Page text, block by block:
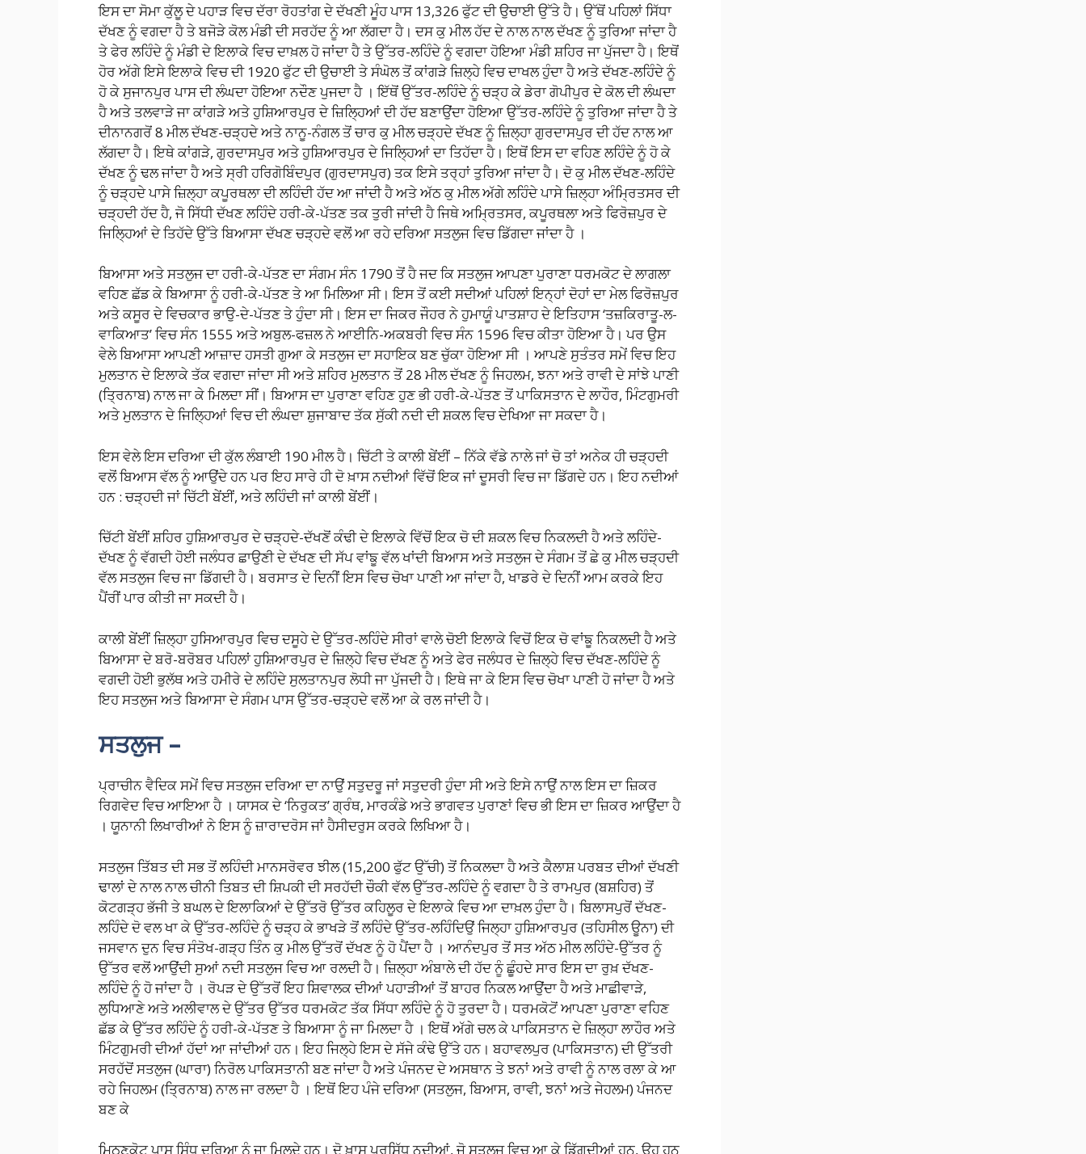
ਇਸ ਦਾ ਸੋਮਾ ਕੁੱਲੂ ਦੇ ਪਹਾੜ ਵਿਚ ਦੱਰਾ ਰੋਹਤਾਂਗ ਦੇ ਦੱਖਣੀ ਮੂੰਹ ਪਾਸ 13,326 ਫੁੱਟ ਦੀ ਉਚਾਈ ਉੱਤੇ ਹੈ। ਉੱਥੋਂ ਪਹਿਲਾਂ ਸਿੱਧਾ
ਦੱਖਣ ਨੂੰ ਵਗਦਾ ਹੈ ਤੇ ਬਜੋੜੇ ਕੋਲ ਮੰਡੀ ਦੀ ਸਰਹੱਦ ਨੂੰ ਆ ਲੱਗਦਾ ਹੈ। ਦਸ ਕੁ ਮੀਲ ਹੱਦ ਦੇ ਨਾਲ ਨਾਲ ਦੱਖਣ ਨੂੰ ਤੁਰਿਆ ਜਾਂਦਾ ਹੈ
ਤੇ ਫੇਰ ਲਹਿੰਦੇ ਨੂੰ ਮੰਡੀ ਦੇ ਇਲਾਕੇ ਵਿਚ ਦਾਖ਼ਲ ਹੋ ਜਾਂਦਾ ਹੈ ਤੇ ਉੱਤਰ-ਲਹਿੰਦੇ ਨੂੰ ਵਗਦਾ ਹੋਇਆ ਮੰਡੀ ਸ਼ਹਿਰ ਜਾ ਪੁੱਜਦਾ ਹੈ। ਇਥੋਂ
ਹੋਰ ਅੱਗੇ ਇਸੇ ਇਲਾਕੇ ਵਿਚ ਦੀ 1920 ਫੁੱਟ ਦੀ ਉਚਾਈ ਤੇ ਸੰਘੋਲ ਤੋਂ ਕਾਂਗੜੇ ਜ਼ਿਲ੍ਹੇ ਵਿਚ ਦਾਖਲ ਹੁੰਦਾ ਹੈ ਅਤੇ ਦੱਖਣ-ਲਹਿੰਦੇ ਨੂੰ
ਹੋ ਕੇ ਸੁਜਾਨਪੁਰ ਪਾਸ ਦੀ ਲੰਘਦਾ ਹੋਇਆ ਨਦੌਣ ਪੁਜਦਾ ਹੈ । ਇੱਥੋਂ ਉੱਤਰ-ਲਹਿੰਦੇ ਨੂੰ ਚੜ੍ਹ ਕੇ ਡੇਰਾ ਗੋਪੀਪੁਰ ਦੇ ਕੋਲ ਦੀ ਲੰਘਦਾ
ਹੈ ਅਤੇ ਤਲਵਾੜੇ ਜਾ ਕਾਂਗੜੇ ਅਤੇ ਹੁਸ਼ਿਆਰਪੁਰ ਦੇ ਜ਼ਿਲ੍ਹਿਆਂ ਦੀ ਹੱਦ ਬਣਾਉਂਦਾ ਹੋਇਆ ਉੱਤਰ-ਲਹਿੰਦੇ ਨੂੰ ਤੁਰਿਆ ਜਾਂਦਾ ਹੈ ਤੇ
ਦੀਨਾਨਗਰੋਂ 8 ਮੀਲ ਦੱਖਣ-ਚੜ੍ਹਦੇ ਅਤੇ ਨਾਨੂ-ਨੰਗਲ ਤੋਂ ਚਾਰ ਕੁ ਮੀਲ ਚੜ੍ਹਦੇ ਦੱਖਣ ਨੂੰ ਜ਼ਿਲ੍ਹਾ ਗੁਰਦਾਸਪੁਰ ਦੀ ਹੱਦ ਨਾਲ ਆ
ਲੱਗਦਾ ਹੈ। ਇਥੇ ਕਾਂਗੜੇ, ਗੁਰਦਾਸਪੁਰ ਅਤੇ ਹੁਸ਼ਿਆਰਪੁਰ ਦੇ ਜਿਲ੍ਹਿਆਂ ਦਾ ਤਿਹੱਦਾ ਹੈ। ਇਥੋਂ ਇਸ ਦਾ ਵਹਿਣ ਲਹਿੰਦੇ ਨੂੰ ਹੋ ਕੇ
ਦੱਖਣ ਨੂੰ ਢਲ ਜਾਂਦਾ ਹੈ ਅਤੇ ਸ੍ਰੀ ਹਰਿਗੋਬਿੰਦਪੁਰ (ਗੁਰਦਾਸਪੁਰ) ਤਕ ਇਸੇ ਤਰ੍ਹਾਂ ਤੁਰਿਆ ਜਾਂਦਾ ਹੈ। ਦੋ ਕੁ ਮੀਲ ਦੱਖਣ-ਲਹਿੰਦੇ
ਨੂੰ ਚੜ੍ਹਦੇ ਪਾਸੇ ਜ਼ਿਲ੍ਹਾ ਕਪੂਰਥਲਾ ਦੀ ਲਹਿੰਦੀ ਹੱਦ ਆ ਜਾਂਦੀ ਹੈ ਅਤੇ ਅੱਠ ਕੁ ਮੀਲ ਅੱਗੇ ਲਹਿੰਦੇ ਪਾਸੇ ਜ਼ਿਲ੍ਹਾ ਅੰਮ੍ਰਿਤਸਰ ਦੀ
ਚੜ੍ਹਦੀ ਹੱਦ ਹੈ, ਜੋ ਸਿੱਧੀ ਦੱਖਣ ਲਹਿੰਦੇ ਹਰੀ-ਕੇ-ਪੱਤਣ ਤਕ ਤੁਰੀ ਜਾਂਦੀ ਹੈ ਜਿਥੇ ਅਮ੍ਰਿਤਸਰ, ਕਪੂਰਥਲਾ ਅਤੇ ਫਿਰੋਜ਼ਪੁਰ ਦੇ
ਜਿਲ੍ਹਿਆਂ ਦੇ ਤਿਹੱਦੇ ਉੱਤੇ ਬਿਆਸਾ ਦੱਖਣ ਚੜ੍ਹਦੇ ਵਲੋਂ ਆ ਰਹੇ ਦਰਿਆ ਸਤਲੁਜ ਵਿਚ ਡਿੱਗਦਾ ਜਾਂਦਾ ਹੈ ।
ਬਿਆਸਾ ਅਤੇ ਸਤਲੁਜ ਦਾ ਹਰੀ-ਕੇ-ਪੱਤਣ ਦਾ ਸੰਗਮ ਸੰਨ 1790 ਤੋਂ ਹੈ ਜਦ ਕਿ ਸਤਲੁਜ ਆਪਣਾ ਪੁਰਾਣਾ ਧਰਮਕੋਟ ਦੇ ਲਾਗਲਾ
ਵਹਿਣ ਛੱਡ ਕੇ ਬਿਆਸਾ ਨੂੰ ਹਰੀ-ਕੇ-ਪੱਤਣ ਤੇ ਆ ਮਿਲਿਆ ਸੀ। ਇਸ ਤੋਂ ਕਈ ਸਦੀਆਂ ਪਹਿਲਾਂ ਇਨ੍ਹਾਂ ਦੋਹਾਂ ਦਾ ਮੇਲ ਫਿਰੋਜ਼ਪੁਰ
ਅਤੇ ਕਸੂਰ ਦੇ ਵਿਚਕਾਰ ਭਾਉ-ਦੇ-ਪੱਤਣ ਤੇ ਹੁੰਦਾ ਸੀ। ਇਸ ਦਾ ਜਿਕਰ ਜੌਹਰ ਨੇ ਹੁਮਾਯੂੰ ਪਾਤਸ਼ਾਹ ਦੇ ਇਤਿਹਾਸ ‘ਤਜ਼ਕਿਰਾਤੂ-ਲ-
ਵਾਕਿਆਤ’ ਵਿਚ ਸੰਨ 1555 ਅਤੇ ਅਬੁਲ-ਫਜ਼ਲ ਨੇ ਆਈਨਿ-ਅਕਬਰੀ ਵਿਚ ਸੰਨ 1596 ਵਿਚ ਕੀਤਾ ਹੋਇਆ ਹੈ। ਪਰ ਉਸ
ਵੇਲੇ ਬਿਆਸਾ ਆਪਣੀ ਆਜ਼ਾਦ ਹਸਤੀ ਗੁਆ ਕੇ ਸਤਲੁਜ ਦਾ ਸਹਾਇਕ ਬਣ ਚੁੱਕਾ ਹੋਇਆ ਸੀ । ਆਪਣੇ ਸੁਤੰਤਰ ਸਮੇਂ ਵਿਚ ਇਹ
ਮੁਲਤਾਨ ਦੇ ਇਲਾਕੇ ਤੱਕ ਵਗਦਾ ਜਾਂਦਾ ਸੀ ਅਤੇ ਸ਼ਹਿਰ ਮੁਲਤਾਨ ਤੋਂ 28 ਮੀਲ ਦੱਖਣ ਨੂੰ ਜਿਹਲਮ, ਝਨਾ ਅਤੇ ਰਾਵੀ ਦੇ ਸਾਂਝੇ ਪਾਣੀ
(ਤ੍ਰਿਨਾਬ) ਨਾਲ ਜਾ ਕੇ ਮਿਲਦਾ ਸੀਂ। ਬਿਆਸ ਦਾ ਪੁਰਾਣਾ ਵਹਿਣ ਹੁਣ ਭੀ ਹਰੀ-ਕੇ-ਪੱਤਣ ਤੋਂ ਪਾਕਿਸਤਾਨ ਦੇ ਲਾਹੌਰ, ਮਿੰਟਗੁਮਰੀ
ਅਤੇ ਮੁਲਤਾਨ ਦੇ ਜਿਲ੍ਹਿਆਂ ਵਿਚ ਦੀ ਲੰਘਦਾ ਸ਼ੁਜਾਬਾਦ ਤੱਕ ਸੁੱਕੀ ਨਦੀ ਦੀ ਸ਼ਕਲ ਵਿਚ ਦੇਖਿਆ ਜਾ ਸਕਦਾ ਹੈ।
ਇਸ ਵੇਲੇ ਇਸ ਦਰਿਆ ਦੀ ਕੁੱਲ ਲੰਬਾਈ 190 ਮੀਲ ਹੈ। ਚਿੱਟੀ ਤੇ ਕਾਲੀ ਬੇਂਈਂ – ਨਿੱਕੇ ਵੱਡੇ ਨਾਲੇ ਜਾਂ ਚੋ ਤਾਂ ਅਨੇਕ ਹੀ ਚੜ੍ਹਦੀ
ਵਲੋਂ ਬਿਆਸ ਵੱਲ ਨੂੰ ਆਉਂਦੇ ਹਨ ਪਰ ਇਹ ਸਾਰੇ ਹੀ ਦੋ ਖ਼ਾਸ ਨਦੀਆਂ ਵਿੱਚੋਂ ਇਕ ਜਾਂ ਦੂਸਰੀ ਵਿਚ ਜਾ ਡਿੱਗਦੇ ਹਨ। ਇਹ ਨਦੀਆਂ
ਹਨ : ਚੜ੍ਹਦੀ ਜਾਂ ਚਿੱਟੀ ਬੇਂਈਂ, ਅਤੇ ਲਹਿੰਦੀ ਜਾਂ ਕਾਲੀ ਬੇਂਈਂ।
ਚਿੱਟੀ ਬੇਂਈਂ ਸ਼ਹਿਰ ਹੁਸ਼ਿਆਰਪੁਰ ਦੇ ਚੜ੍ਹਦੇ-ਦੱਖਣੋਂ ਕੰਢੀ ਦੇ ਇਲਾਕੇ ਵਿੱਚੋਂ ਇਕ ਚੋ ਦੀ ਸ਼ਕਲ ਵਿਚ ਨਿਕਲਦੀ ਹੈ ਅਤੇ ਲਹਿੰਦੇ-
ਦੱਖਣ ਨੂੰ ਵੱਗਦੀ ਹੋਈ ਜਲੰਧਰ ਛਾਉਣੀ ਦੇ ਦੱਖਣ ਦੀ ਸੱਪ ਵਾਂਙੂ ਵੱਲ ਖਾਂਦੀ ਬਿਆਸ ਅਤੇ ਸਤਲੁਜ ਦੇ ਸੰਗਮ ਤੋਂ ਛੇ ਕੁ ਮੀਲ ਚੜ੍ਹਦੀ
ਵੱਲ ਸਤਲੁਜ ਵਿਚ ਜਾ ਡਿੱਗਦੀ ਹੈ। ਬਰਸਾਤ ਦੇ ਦਿਨੀਂ ਇਸ ਵਿਚ ਚੋਖਾ ਪਾਣੀ ਆ ਜਾਂਦਾ ਹੈ, ਖਾਡਰੇ ਦੇ ਦਿਨੀਂ ਆਮ ਕਰਕੇ ਇਹ
ਪੈਂਰੀਂ ਪਾਰ ਕੀਤੀ ਜਾ ਸਕਦੀ ਹੈ।
ਕਾਲੀ ਬੇਂਈਂ ਜ਼ਿਲ੍ਹਾ ਹੁਸਿਆਰਪੁਰ ਵਿਚ ਦਸੂਹੇ ਦੇ ਉੱਤਰ-ਲਹਿੰਦੇ ਸੀਰਾਂ ਵਾਲੇ ਚੋਈ ਇਲਾਕੇ ਵਿਚੋਂ ਇਕ ਚੋ ਵਾਂਙੂ ਨਿਕਲਦੀ ਹੈ ਅਤੇ
ਬਿਆਸਾ ਦੇ ਬਰੋ-ਬਰੋਬਰ ਪਹਿਲਾਂ ਹੁਸ਼ਿਆਰਪੁਰ ਦੇ ਜ਼ਿਲ੍ਹੇ ਵਿਚ ਦੱਖਣ ਨੂੰ ਅਤੇ ਫੇਰ ਜਲੰਧਰ ਦੇ ਜ਼ਿਲ੍ਹੇ ਵਿਚ ਦੱਖਣ-ਲਹਿੰਦੇ ਨੂੰ
ਵਗਦੀ ਹੋਈ ਭੁਲੱਥ ਅਤੇ ਹਮੀਰੇ ਦੇ ਲਹਿੰਦੇ ਸੁਲਤਾਨਪੁਰ ਲੋਧੀ ਜਾ ਪੁੱਜਦੀ ਹੈ। ਇਥੇ ਜਾ ਕੇ ਇਸ ਵਿਚ ਚੋਖਾ ਪਾਣੀ ਹੋ ਜਾਂਦਾ ਹੈ ਅਤੇ
ਇਹ ਸਤਲੁਜ ਅਤੇ ਬਿਆਸਾ ਦੇ ਸੰਗਮ ਪਾਸ ਉੱਤਰ-ਚੜ੍ਹਦੇ ਵਲੋਂ ਆ ਕੇ ਰਲ ਜਾਂਦੀ ਹੈ।
ਸਤਲੁਜ–
ਪ੍ਰਾਚੀਨ ਵੈਦਿਕ ਸਮੇਂ ਵਿਚ ਸਤਲੁਜ ਦਰਿਆ ਦਾ ਨਾਉਂ ਸਤੁਦਰੂ ਜਾਂ ਸਤੁਦਰੀ ਹੁੰਦਾ ਸੀ ਅਤੇ ਇਸੇ ਨਾਉਂ ਨਾਲ ਇਸ ਦਾ ਜ਼ਿਕਰ
ਰਿਗਵੇਦ ਵਿਚ ਆਇਆ ਹੈ । ਯਾਸਕ ਦੇ ‘ਨਿਰੁਕਤ’ ਗ੍ਰੰਥ, ਮਾਰਕੰਡੇ ਅਤੇ ਭਾਗਵਤ ਪੁਰਾਣਾਂ ਵਿਚ ਭੀ ਇਸ ਦਾ ਜ਼ਿਕਰ ਆਉਂਦਾ ਹੈ
। ਯੂਨਾਨੀ ਲਿਖਾਰੀਆਂ ਨੇ ਇਸ ਨੂੰ ਜ਼ਾਰਾਦਰੋਸ ਜਾਂ ਹੈਸੀਦਰੁਸ ਕਰਕੇ ਲਿਖਿਆ ਹੈ।
ਸਤਲੁਜ ਤਿੱਬਤ ਦੀ ਸਭ ਤੋਂ ਲਹਿੰਦੀ ਮਾਨਸਰੋਵਰ ਝੀਲ (15,200 ਫੁੱਟ ਉੱਚੀ) ਤੋਂ ਨਿਕਲਦਾ ਹੈ ਅਤੇ ਕੈਲਾਸ਼ ਪਰਬਤ ਦੀਆਂ ਦੱਖਣੀ
ਢਾਲਾਂ ਦੇ ਨਾਲ ਨਾਲ ਚੀਨੀ ਤਿਬਤ ਦੀ ਸ਼ਿਪਕੀ ਦੀ ਸਰਹੱਦੀ ਚੌਕੀ ਵੱਲ ਉੱਤਰ-ਲਹਿੰਦੇ ਨੂੰ ਵਗਦਾ ਹੈ ਤੇ ਰਾਮਪੁਰ (ਬਸ਼ਹਿਰ) ਤੋਂ
ਕੋਟਗੜ੍ਹ ਭੱਜੀ ਤੇ ਬਘਲ ਦੇ ਇਲਾਕਿਆਂ ਦੇ ਉੱਤਰੋ ਉੱਤਰ ਕਹਿਲੂਰ ਦੇ ਇਲਾਕੇ ਵਿਚ ਆ ਦਾਖ਼ਲ ਹੁੰਦਾ ਹੈ। ਬਿਲਾਸਪੁਰੋਂ ਦੱਖਣ-
ਲਹਿੰਦੇ ਦੋ ਵਲ ਖਾ ਕੇ ਉੱਤਰ-ਲਹਿੰਦੇ ਨੂੰ ਚੜ੍ਹ ਕੇ ਭਾਖੜੇ ਤੋਂ ਲਹਿੰਦੇ ਉੱਤਰ-ਲਹਿੰਦਿਉਂ ਜਿਲ੍ਹਾ ਹੁਸ਼ਿਆਰਪੁਰ (ਤਹਿਸੀਲ ਊਨਾ) ਦੀ
ਜਸਵਾਨ ਦੁਨ ਵਿਚ ਸੰਤੋਖ-ਗੜ੍ਹ ਤਿੰਨ ਕੁ ਮੀਲ ਉੱਤਰੋਂ ਦੱਖਣ ਨੂੰ ਹੋ ਪੈਂਦਾ ਹੈ । ਆਨੰਦਪੁਰ ਤੋਂ ਸਤ ਅੱਠ ਮੀਲ ਲਹਿੰਦੇ-ਉੱਤਰ ਨੂੰ
ਉੱਤਰ ਵਲੋਂ ਆਉਂਦੀ ਸੁਆਂ ਨਦੀ ਸਤਲੁਜ ਵਿਚ ਆ ਰਲਦੀ ਹੈ। ਜ਼ਿਲ੍ਹਾ ਅੰਬਾਲੇ ਦੀ ਹੱਦ ਨੂੰ ਛੂੰਹਦੇ ਸਾਰ ਇਸ ਦਾ ਰੁਖ਼ ਦੱਖਣ-
ਲਹਿੰਦੇ ਨੂੰ ਹੋ ਜਾਂਦਾ ਹੈ । ਰੋਪੜ ਦੇ ਉੱਤਰੋਂ ਇਹ ਸ਼ਿਵਾਲਕ ਦੀਆਂ ਪਹਾੜੀਆਂ ਤੋਂ ਬਾਹਰ ਨਿਕਲ ਆਉਂਦਾ ਹੈ ਅਤੇ ਮਾਛੀਵਾੜੇ,
ਲੁਧਿਆਣੇ ਅਤੇ ਅਲੀਵਾਲ ਦੇ ਉੱਤਰ ਉੱਤਰ ਧਰਮਕੋਟ ਤੱਕ ਸਿੱਧਾ ਲਹਿੰਦੇ ਨੂੰ ਹੋ ਤੁਰਦਾ ਹੈ। ਧਰਮਕੋਟੋਂ ਆਪਣਾ ਪੁਰਾਣਾ ਵਹਿਣ
ਛੱਡ ਕੇ ਉੱਤਰ ਲਹਿੰਦੇ ਨੂੰ ਹਰੀ-ਕੇ-ਪੱਤਣ ਤੇ ਬਿਆਸਾ ਨੂੰ ਜਾ ਮਿਲਦਾ ਹੈ । ਇਥੋਂ ਅੱਗੇ ਚਲ ਕੇ ਪਾਕਿਸਤਾਨ ਦੇ ਜ਼ਿਲ੍ਹਾ ਲਾਹੌਰ ਅਤੇ
ਮਿੰਟਗੁਮਰੀ ਦੀਆਂ ਹੱਦਾਂ ਆ ਜਾਂਦੀਆਂ ਹਨ। ਇਹ ਜਿਲ੍ਹੇ ਇਸ ਦੇ ਸੱਜੇ ਕੰਢੇ ਉੱਤੇ ਹਨ। ਬਹਾਵਲਪੁਰ (ਪਾਕਿਸਤਾਨ) ਦੀ ਉੱਤਰੀ
ਸਰਹੱਦੋਂ ਸਤਲੁਜ (ਘਾਰਾ) ਨਿਰੋਲ ਪਾਕਿਸਤਾਨੀ ਬਣ ਜਾਂਦਾ ਹੈ ਅਤੇ ਪੰਜਨਦ ਦੇ ਅਸਥਾਨ ਤੇ ਝਨਾਂ ਅਤੇ ਰਾਵੀ ਨੂੰ ਨਾਲ ਰਲਾ ਕੇ ਆ
ਰਹੇ ਜਿਹਲਮ (ਤ੍ਰਿਨਾਬ) ਨਾਲ ਜਾ ਰਲਦਾ ਹੈ । ਇਥੋਂ ਇਹ ਪੰਜੇ ਦਰਿਆ (ਸਤਲੁਜ, ਬਿਆਸ, ਰਾਵੀ, ਝਨਾਂ ਅਤੇ ਜੇਹਲਮ) ਪੰਜਨਦ
ਬਣ ਕੇ
ਮਿਠਣਕੋਟ ਪਾਸ ਸਿੰਧ ਦਰਿਆ ਨੂੰ ਜਾ ਮਿਲਦੇ ਹਨ। ਦੋ ਖ਼ਾਸ ਪ੍ਰਸਿੱਧ ਨਦੀਆਂ, ਜੋ ਸਤਲੁਜ ਵਿਚ ਆ ਕੇ ਡਿੱਗਦੀਆਂ ਹਨ, ਉਹ ਹਨ